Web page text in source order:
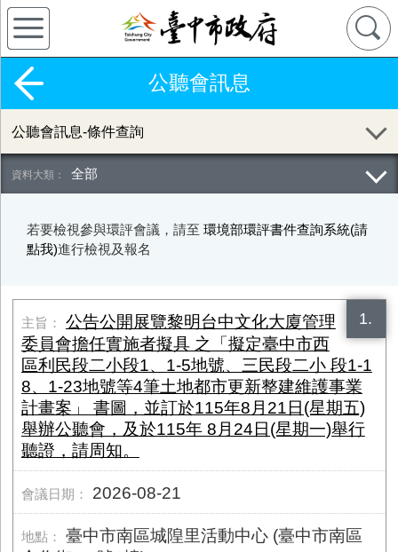
公聽會訊息
公聽會訊息-條件查詢
全部
若要檢視參與環評會議，請至 環境部環評書件查詢系統(請
點我)進行檢視及報名
1.
公告公開展覽黎明台中文化大廈管理
委員會擔任實施者擬具 之「擬定臺中市西
區利民段二小段1、1-5地號、三民段二小 段1-1
8、1-23地號等4筆土地都市更新整建維護事業
計畫案」 書圖，並訂於115年8月21日(星期五)
舉辦公聽會，及於115年 8月24日(星期一)舉行
聽證，請周知。
2026-08-21
臺中市南區城隍里活動中心 (臺中市南區